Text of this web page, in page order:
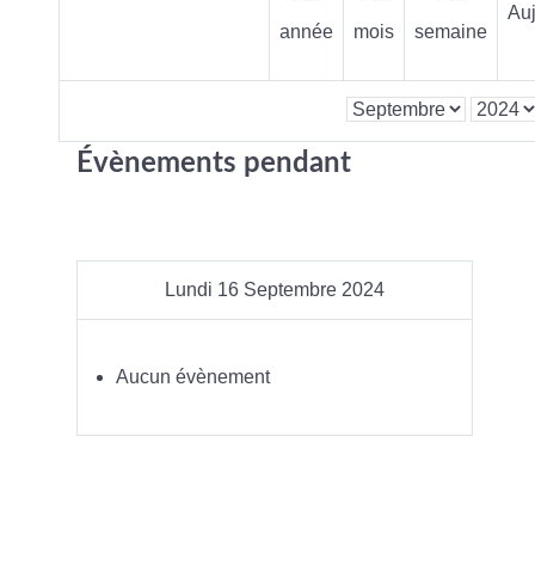
année
mois
semaine
Évènements pendant
Lundi 16 Septembre 2024
Aucun évènement